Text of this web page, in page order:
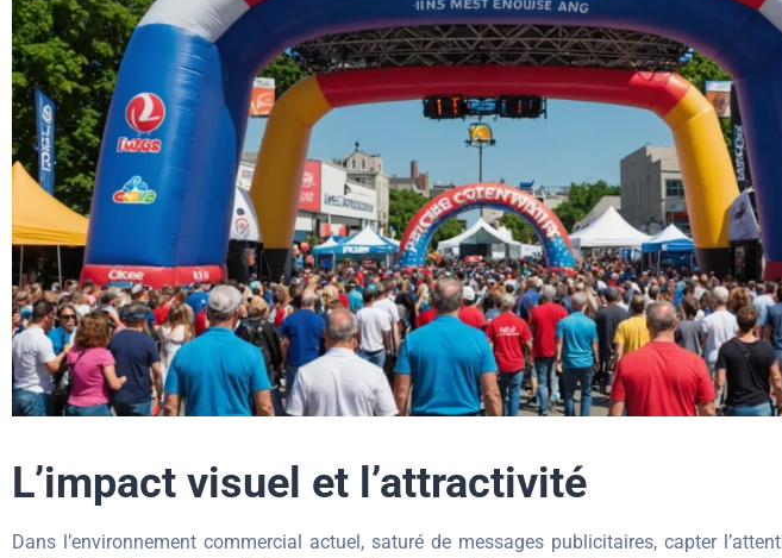
L’impact visuel et l’attractivité
Dans l’environnement commercial actuel, saturé de messages publicitaires, capter